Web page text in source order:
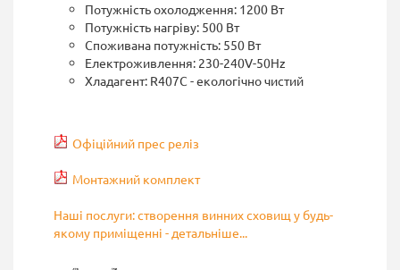
Потужність охолодження: 1200 Вт
Потужність нагріву: 500 Вт
Споживана потужність: 550 Вт
Електроживлення: 230-240V-50Hz
Хладагент: R407С - екологічно чистий
Офіційний прес реліз
Монтажний комплект
Наші послуги: створення винних сховищ у будь-
якому приміщенні - детальніше...